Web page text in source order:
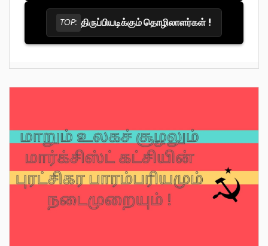
TOP: திருப்பியடிக்கும் தொழிலாளர்கள் !